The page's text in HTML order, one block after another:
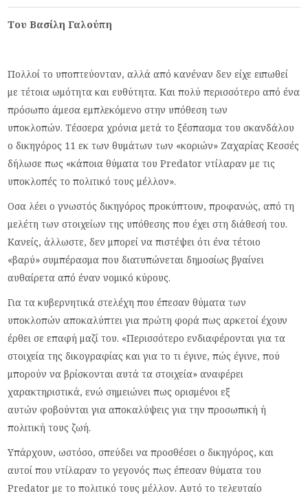
Του Βασίλη Γαλούπη
Πολλοί το υποπτεύονταν, αλλά από κανέναν δεν είχε ειπωθεί
με τέτοια ωμότητα και ευθύτητα. Και πολύ περισσότερο από ένα
πρόσωπο άμεσα εμπλεκόμενο στην υπόθεση των
υποκλοπών. Τέσσερα χρόνια μετά το ξέσπασμα του σκανδάλου
ο δικηγόρος 11 εκ των θυμάτων των «κοριών» Ζαχαρίας Κεσσές
δήλωσε πως «κάποια θύματα του Predator ντίλαραν με τις
υποκλοπές το πολιτικό τους μέλλον».
Οσα λέει ο γνωστός δικηγόρος προκύπτουν, προφανώς, από τη
μελέτη των στοιχείων της υπόθεσης που έχει στη διάθεσή του.
Κανείς, άλλωστε, δεν μπορεί να πιστέψει ότι ένα τέτοιο
«βαρύ» συμπέρασμα που διατυπώνεται δημοσίως βγαίνει
αυθαίρετα από έναν νομικό κύρους.
Για τα κυβερνητικά στελέχη που έπεσαν θύματα των
υποκλοπών αποκαλύπτει για πρώτη φορά πως αρκετοί έχουν
έρθει σε επαφή μαζί του. «Περισσότερο ενδιαφέρονται για τα
στοιχεία της δικογραφίας και για το τι έγινε, πώς έγινε, πού
μπορούν να βρίσκονται αυτά τα στοιχεία» αναφέρει
χαρακτηριστικά, ενώ σημειώνει πως ορισμένοι εξ
αυτών φοβούνται για αποκαλύψεις για την προσωπική ή
πολιτική τους ζωή.
Υπάρχουν, ωστόσο, σπεύδει να προσθέσει ο δικηγόρος, και
αυτοί που ντίλαραν το γεγονός πως έπεσαν θύματα του
Predator με το πολιτικό τους μέλλον. Αυτό το τελευταίο